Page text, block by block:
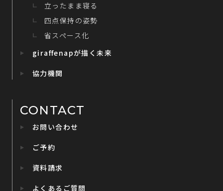
立ったまま寝る
四点保持の姿勢
省スペース化
giraffenapが描く未来
協力機関
CONTACT
お問い合わせ
ご予約
資料請求
よくあるご質問